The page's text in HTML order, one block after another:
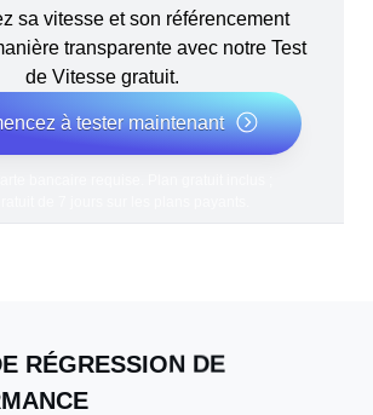
sa vitesse et son référencement
transparente avec notre Test
de Vitesse gratuit.
à tester maintenant
RÉGRESSION DE